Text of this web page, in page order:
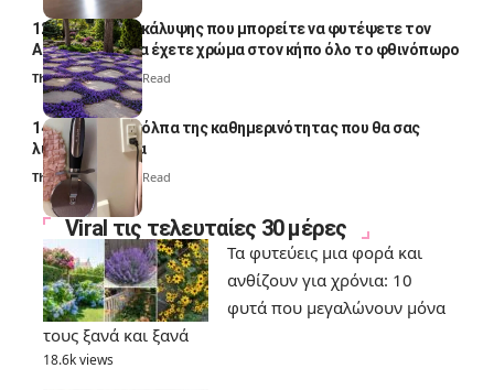
12 φυτά εδαφοκάλυψης που μπορείτε να φυτέψετε τον
Αύγουστο για να έχετε χρώμα στον κήπο όλο το φθινόπωρο
Thali Ombre7 Min Read
14 πανέξυπνα κόλπα της καθημερινότητας που θα σας
λύσουν τα χέρια
Thali Ombre 6 Min Read
Viral τις τελευταίες 30 μέρες
Τα φυτεύεις μια φορά και
ανθίζουν για χρόνια: 10
φυτά που μεγαλώνουν μόνα
τους ξανά και ξανά
18.6k views